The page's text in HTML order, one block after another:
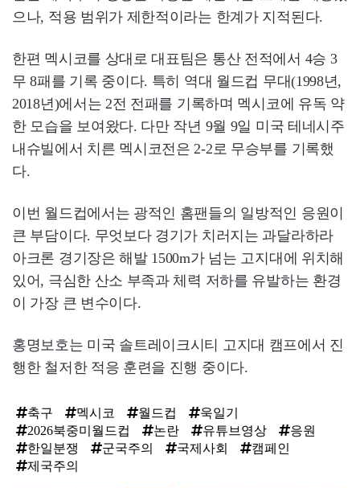
으나, 적용 범위가 제한적이라는 한계가 지적된다.
한편 멕시코를 상대로 대표팀은 통산 전적에서 4승 3
무 8패를 기록 중이다. 특히 역대 월드컵 무대(1998년,
2018년)에서는 2전 전패를 기록하며 멕시코에 유독 약
한 모습을 보여왔다. 다만 작년 9월 9일 미국 테네시주
내슈빌에서 치른 멕시코전은 2-2로 무승부를 기록했
다.
이번 월드컵에서는 광적인 홈팬들의 일방적인 응원이
큰 부담이다. 무엇보다 경기가 치러지는 과달라하라
아크론 경기장은 해발 1500m가 넘는 고지대에 위치해
있어, 극심한 산소 부족과 체력 저하를 유발하는 환경
이 가장 큰 변수이다.
홍명보호는 미국 솔트레이크시티 고지대 캠프에서 진
행한 철저한 적응 훈련을 진행 중이다.
축구 멕시코 월드컵
욱일기
2026북중미월드컵
논란 유튜브영상
응원
한일분쟁
군국주의 국제사회
캠페인
제국주의